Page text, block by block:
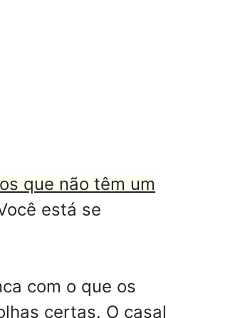
que não têm um
está se
com o que os
certas. O casal